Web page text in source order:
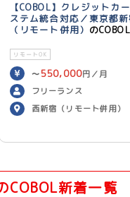
【COBOL】クレジットカ
ステム統合対応／東京都
（リモート併用） の
リモートOK
〜 550,000円／月
フリーランス
西新宿（リモート併用）
COBOL新着一覧